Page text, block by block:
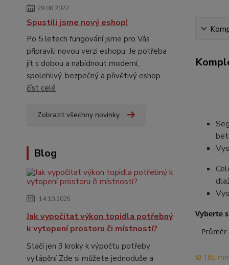
29.08.2022
Spustili jsme nový eshop!
Po 5 letech fungování jsme pro Vás
připravili novou verzi eshopu. Je potřeba
jít s dobou a nabídnout moderní,
spolehlivý, bezpečný a přivětivý eshop. ...
číst celé
Zobrazit všechny novinky
Blog
14.10.2025
Jak vypočítat výkon topidla potřebný
k vytopení prostoru či místnosti?
Stačí jen 3 kroky k výpočtu potřeby
vytápění Zde si můžete jednoduše a
Vyberte
Průměr
Ø 185